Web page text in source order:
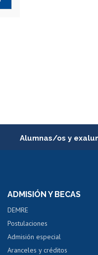
Alumnas/os y
Servicio médico y dental
Pago de arancel y crédito
Pago de arancel y crédito
ADMISIÓN Y BECAS
DEMRE
Postulaciones
Admisión especial
Aranceles y créditos